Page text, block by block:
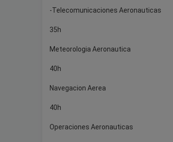
-Telecomunicaciones Aeronauticas
35h
Meteorologia Aeronautica
40h
Navegacion Aerea
40h
Operaciones Aeronauticas